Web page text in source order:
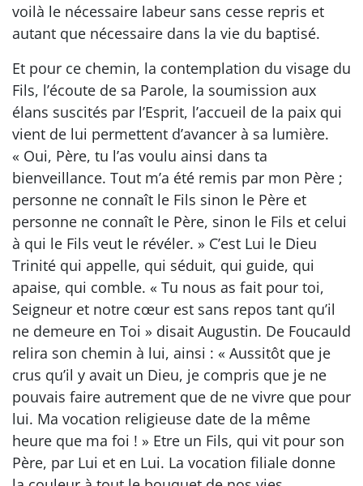
voilà le nécessaire labeur sans cesse repris et
autant que nécessaire dans la vie du baptisé.
Et pour ce chemin, la contemplation du visage du
Fils, l’écoute de sa Parole, la soumission aux
élans suscités par l’Esprit, l’accueil de la paix qui
vient de lui permettent d’avancer à sa lumière.
« Oui, Père, tu l’as voulu ainsi dans ta
bienveillance. Tout m’a été remis par mon Père ;
personne ne connaît le Fils sinon le Père et
personne ne connaît le Père, sinon le Fils et celui
à qui le Fils veut le révéler. » C’est Lui le Dieu
Trinité qui appelle, qui séduit, qui guide, qui
apaise, qui comble. « Tu nous as fait pour toi,
Seigneur et notre cœur est sans repos tant qu’il
ne demeure en Toi » disait Augustin. De Foucauld
relira son chemin à lui, ainsi : « Aussitôt que je
crus qu’il y avait un Dieu, je compris que je ne
pouvais faire autrement que de ne vivre que pour
lui. Ma vocation religieuse date de la même
heure que ma foi ! » Etre un Fils, qui vit pour son
Père, par Lui et en Lui. La vocation filiale donne